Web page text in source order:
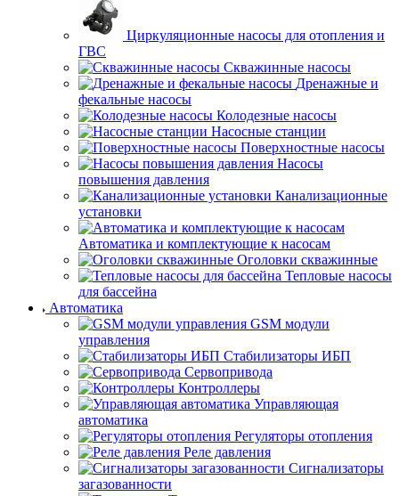
Циркуляционные насосы для отопления и
ГВС
Скважинные насосы
Дренажные и
фекальные насосы
Колодезные насосы
Насосные станции
Поверхностные насосы
Насосы
повышения давления
Канализационные
установки
Автоматика и комплектующие к насосам
Оголовки скважинные
Тепловые насосы
для бассейна
Автоматика
GSM модули
управления
Стабилизаторы ИБП
Сервопривода
Контроллеры
Управляющая
автоматика
Регуляторы отопления
Реле давления
Сигнализаторы
загазованности